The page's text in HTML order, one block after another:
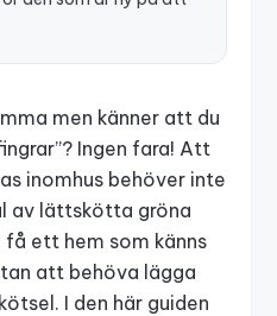
men känner att du
Ingen fara! Att
inomhus behöver inte
av lättskötta gröna
få ett hem som känns
att behöva lägga
I den här guiden